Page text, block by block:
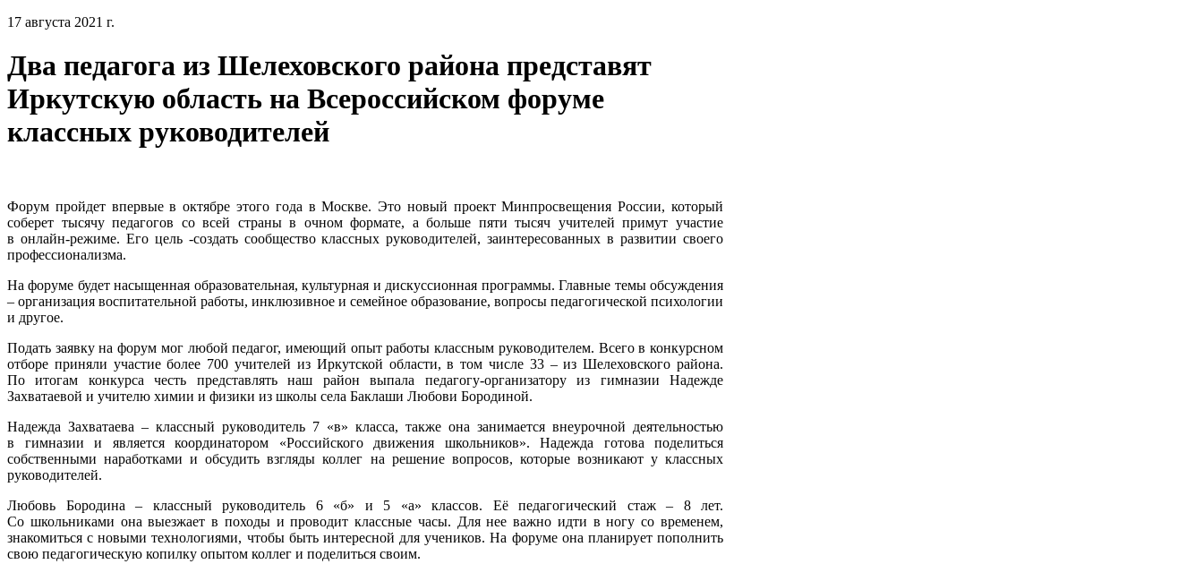
17 августа 2021 г.
Два педагога из Шелеховского района представят
Иркутскую область на Всероссийском форуме
классных руководителей
Форум пройдет впервые в октябре этого года в Москве. Это новый проект Минпросвещения России, который
соберет тысячу педагогов со всей страны в очном формате, а больше пяти тысяч учителей примут участие
в онлайн-режиме. Его цель -создать сообщество классных руководителей, заинтересованных в развитии своего
профессионализма.
На форуме будет насыщенная образовательная, культурная и дискуссионная программы. Главные темы обсуждения
– организация воспитательной работы, инклюзивное и семейное образование, вопросы педагогической психологии
и другое.
Подать заявку на форум мог любой педагог, имеющий опыт работы классным руководителем. Всего в конкурсном
отборе приняли участие более 700 учителей из Иркутской области, в том числе 33 – из Шелеховского района.
По итогам конкурса честь представлять наш район выпала педагогу-организатору из гимназии Надежде
Захватаевой и учителю химии и физики из школы села Баклаши Любови Бородиной.
Надежда Захватаева – классный руководитель 7 «в» класса, также она занимается внеурочной деятельностью
в гимназии и является координатором «Российского движения школьников». Надежда готова поделиться
собственными наработками и обсудить взгляды коллег на решение вопросов, которые возникают у классных
руководителей.
Любовь Бородина – классный руководитель 6 «б» и 5 «а» классов. Её педагогический стаж – 8 лет.
Со школьниками она выезжает в походы и проводит классные часы. Для нее важно идти в ногу со временем,
знакомиться с новыми технологиями, чтобы быть интересной для учеников. На форуме она планирует пополнить
свою педагогическую копилку опытом коллег и поделиться своим.